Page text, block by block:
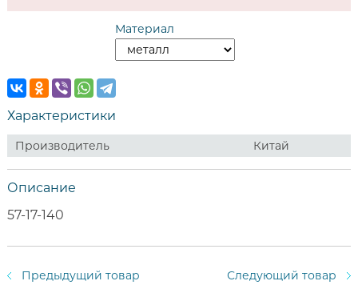
Материал
Характеристики
Производитель Китай
Описание
57-17-140
Предыдущий товар Следующий товар